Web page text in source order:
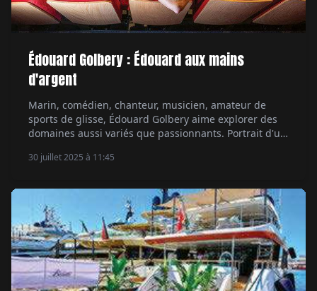
Édouard Golbery : Édouard aux mains
d'argent
Marin, comédien, chanteur, musicien, amateur de
sports de glisse, Édouard Golbery aime explorer des
domaines aussi variés que passionnants. Portrait d'un
s'aligner au départ du Vendée Globe. Par Servane
30 juillet 2025 à 11:45